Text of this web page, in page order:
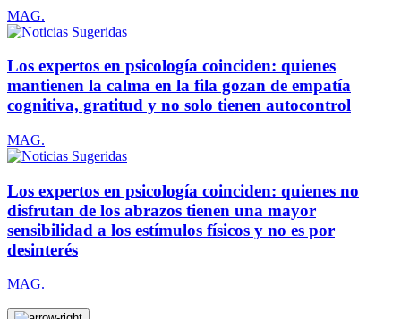
MAG.
Los expertos en psicología coinciden: quienes
mantienen la calma en la fila gozan de empatía
cognitiva, gratitud y no solo tienen autocontrol
MAG.
Los expertos en psicología coinciden: quienes no
disfrutan de los abrazos tienen una mayor
sensibilidad a los estímulos físicos y no es por
desinterés
MAG.